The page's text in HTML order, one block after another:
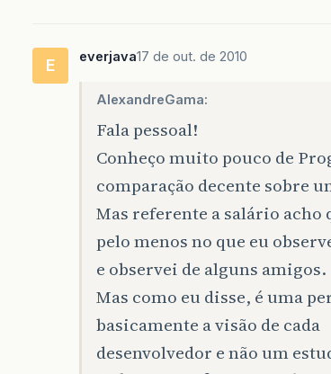
E everjava17 de out. de 2010
AlexandreGama:
Fala pessoal!
Conheço muito pouco de
comparação decente sobre
Mas referente a salário acho
pelo menos no que eu
e observei de alguns amigos.
Mas como eu disse, é uma
basicamente a visão de cada
desenvolvedor e não um